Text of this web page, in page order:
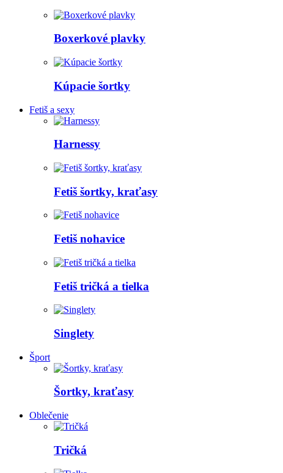
Boxerkové plavky
Kúpacie šortky
Fetiš a sexy
Harnessy
Fetiš šortky, kraťasy
Fetiš nohavice
Fetiš tričká a tielka
Singlety
Šport
Šortky, kraťasy
Oblečenie
Tričká